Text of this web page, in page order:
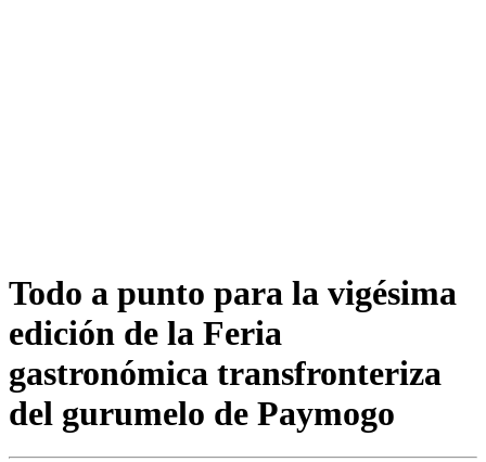
Todo a punto para la vigésima
edición de la Feria
gastronómica transfronteriza
del gurumelo de Paymogo